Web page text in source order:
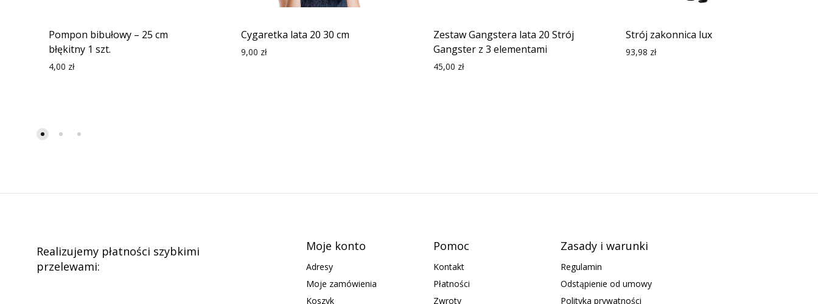
Pompon bibułowy – 25 cm
błękitny 1 szt.
4,00 zł
Cygaretka lata 20 30 cm
9,00 zł
Zestaw Gangstera lata 20 Strój
Gangster z 3 elementami
45,00 zł
Strój zakonnica lux
93,98 zł
Realizujemy płatności szybkimi
przelewami:
Moje konto
Adresy
Moje zamówienia
Koszyk
Pomoc
Kontakt
Płatności
Zwroty
Zasady i warunki
Regulamin
Odstąpienie od umowy
Polityka prywatności